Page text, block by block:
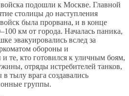
подошли к Москве. Главной
столицы до наступления
была прорвана, и в конце
км от города. Началась паника,
эвакуировались вслед за
обороны и
те, кто готовился к уличным боям,
отряды истребителей танков,
тылу врага создавались
группы.